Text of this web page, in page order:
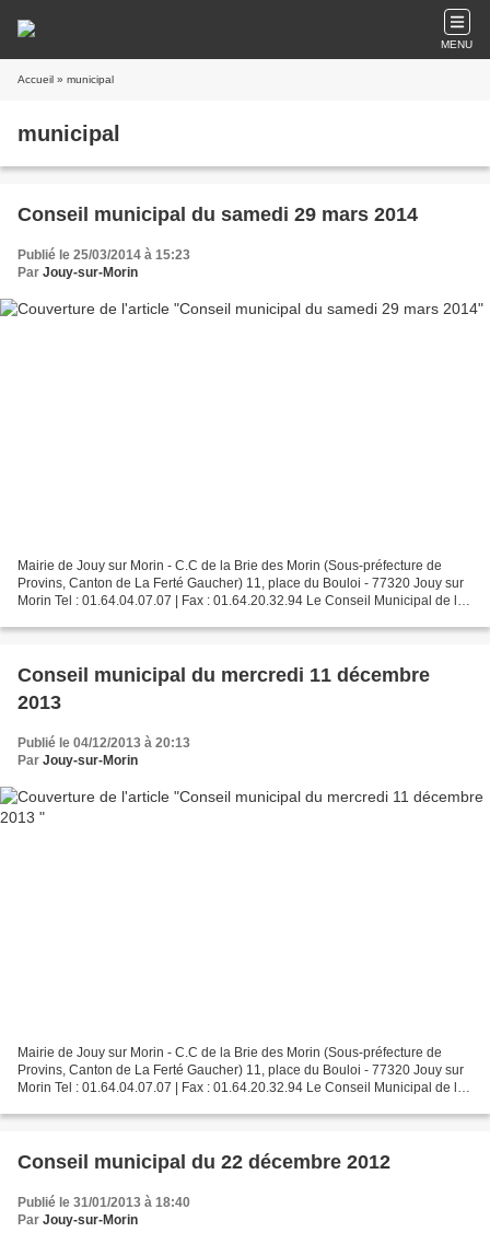
MENU
Accueil » municipal
municipal
Conseil municipal du samedi 29 mars 2014
Publié le 25/03/2014 à 15:23
Par Jouy-sur-Morin
Mairie de Jouy sur Morin - C.C de la Brie des Morin (Sous-préfecture de
Provins, Canton de La Ferté Gaucher) 11, place du Bouloi - 77320 Jouy sur
Morin Tel : 01.64.04.07.07 | Fax : 01.64.20.32.94 Le Conseil Municipal de la
Conseil municipal du mercredi 11 décembre
2013
Publié le 04/12/2013 à 20:13
Par Jouy-sur-Morin
Mairie de Jouy sur Morin - C.C de la Brie des Morin (Sous-préfecture de
Provins, Canton de La Ferté Gaucher) 11, place du Bouloi - 77320 Jouy sur
Morin Tel : 01.64.04.07.07 | Fax : 01.64.20.32.94 Le Conseil Municipal de la
Conseil municipal du 22 décembre 2012
Publié le 31/01/2013 à 18:40
Par Jouy-sur-Morin